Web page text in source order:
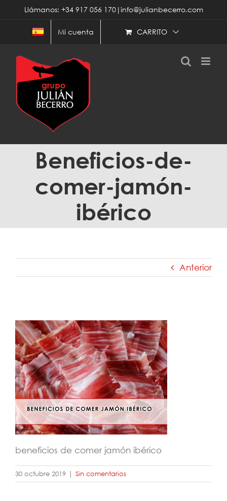
contenido
Llámanos: +34 917 056 170|info@julianbecerro.com
Mi cuenta CARRITO
Beneficios-de-
comer-jamón-
ibérico
Anterior
beneficios de comer jamón ibérico
30 octubre 2019 | Sin comentarios